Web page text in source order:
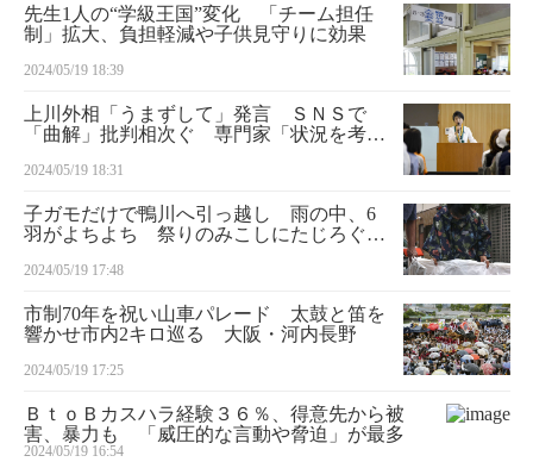
先生1人の“学級王国”変化 「チーム担任
制」拡大、負担軽減や子供見守りに効果
2024/05/19 18:39
上川外相「うまずして」発言 ＳＮＳで
「曲解」批判相次ぐ 専門家「状況を考慮
2024/05/19 18:31
子ガモだけで鴨川へ引っ越し 雨の中、6
羽がよちよち 祭りのみこしにたじろぐ場
2024/05/19 17:48
市制70年を祝い山車パレード 太鼓と笛を
響かせ市内2キロ巡る 大阪・河内長野
2024/05/19 17:25
ＢｔｏＢカスハラ経験３６％、得意先から被
害、暴力も 「威圧的な言動や脅迫」が最多
2024/05/19 16:54